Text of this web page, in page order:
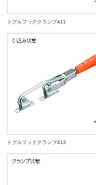
トグルフッククランプ411
トグルフッククランプ413